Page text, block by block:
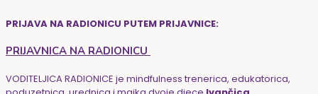
PRIJAVA NA RADIONICU PUTEM PRIJAVNICE:
PRIJAVNICA NA RADIONICU
VODITELJICA RADIONICE je mindfulness trenerica, edukatorica,